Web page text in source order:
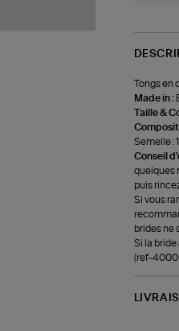
Tongs en
Made in :
Taille &
Semelle :
Conseil
quelques
puis
Si vous
brides ne
Si la bride
(ref-